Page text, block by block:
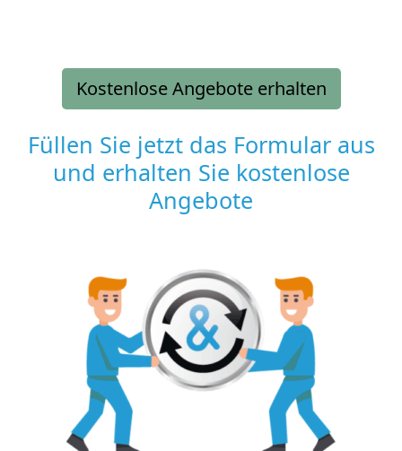
Kostenlose Angebote erhalten
Füllen Sie jetzt das Formular aus
und erhalten Sie kostenlose
Angebote